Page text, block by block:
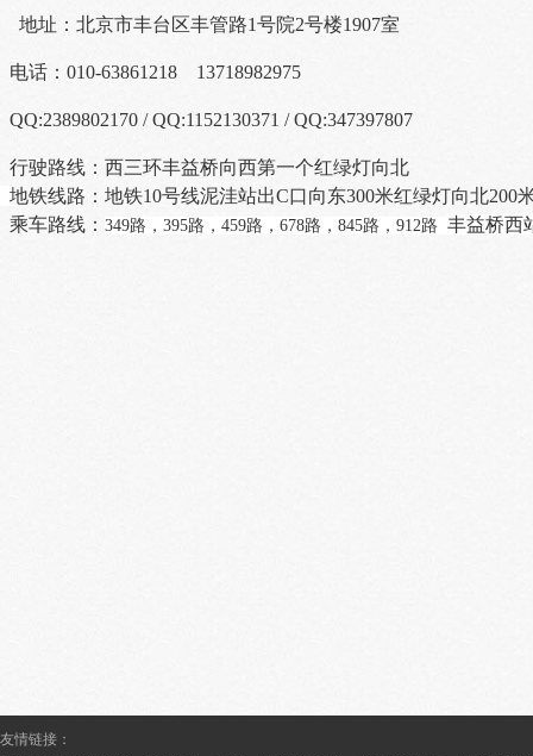
地址：北京市丰台区丰管路1号院2号楼1907室
电话： 010-63861218 13718982975
QQ:2389802170 / QQ:1152130371 / QQ:347397807
行驶路线：西三环丰益桥向西第一个红绿灯向北
地铁线路：地铁10号线泥洼站出C口向东300米红绿灯向北200
乘车路线： 349路，395路，459路，678路，845路，912路 丰益桥西
友情链接：